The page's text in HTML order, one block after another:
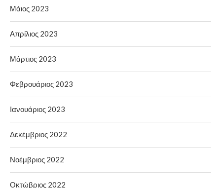
Μάιος 2023
Απρίλιος 2023
Μάρτιος 2023
Φεβρουάριος 2023
Ιανουάριος 2023
Δεκέμβριος 2022
Νοέμβριος 2022
Οκτώβριος 2022